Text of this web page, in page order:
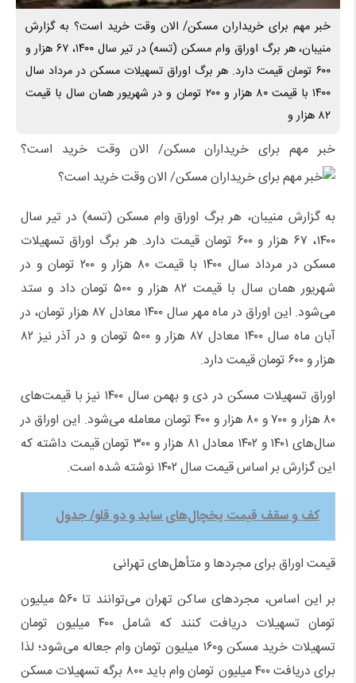
خبر مهم برای خریداران مسکن/ الان وقت خرید است؟ به گزارش
منیبان، هر برگ اوراق وام مسکن (تسه) در تیر سال ۱۴۰۰، ۶۷ هزار و
۶۰۰ تومان قیمت دارد. هر برگ اوراق تسهیلات مسکن در مرداد سال
۱۴۰۰ با قیمت ۸۰ هزار و ۲۰۰ تومان و در شهریور همان سال با قیمت
۸۲ هزار و
خبر مهم برای خریداران مسکن/ الان وقت خرید است؟
به گزارش منیبان، هر برگ اوراق وام مسکن (تسه) در تیر سال
۱۴۰۰، ۶۷ هزار و ۶۰۰ تومان قیمت دارد. هر برگ اوراق تسهیلات
مسکن در مرداد سال ۱۴۰۰ با قیمت ۸۰ هزار و ۲۰۰ تومان و در
شهریور همان سال با قیمت ۸۲ هزار و ۵۰۰ تومان داد و ستد
می‌شود. این اوراق در ماه مهر سال ۱۴۰۰ معادل ۸۷ هزار تومان، در
آبان ماه سال ۱۴۰۰ معادل ۸۷ هزار و ۵۰۰ تومان و در آذر نیز ۸۲
هزار و ۶۰۰ تومان قیمت دارد.
اوراق تسهیلات مسکن در دی‌ و بهمن سال ۱۴۰۰ نیز با قیمت‌های
۸۰ هزار و ۷۰۰ و ۸۰ هزار و ۴۰۰ تومان معامله می‌شود. این اوراق در
سال‌های ۱۴۰۱ و ۱۴۰۲ معادل ۸۱ هزار و ۳۰۰ تومان قیمت داشته که
این گزارش بر اساس قیمت سال ۱۴۰۲ نوشته شده است.
کف و سقف قیمت یخچال‌های ساید و دو قلو/ جدول
قیمت اوراق برای مجردها و متأهل‌های تهرانی
بر این اساس، مجردهای ساکن تهران می‌توانند تا ۵۶۰ میلیون
تومان تسهیلات دریافت کنند که شامل ۴۰۰ میلیون تومان
تسهیلات خرید مسکن و۱۶۰ میلیون تومان وام جعاله می‌شود؛ لذا
برای دریافت ۴۰۰ میلیون تومان وام باید ۸۰۰ برگه تسهیلات مسکن